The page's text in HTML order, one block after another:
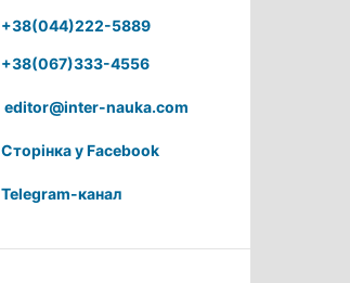
+38(044)222-5889
+38(067)333-4556
editor@inter-nauka.com
Сторінка у Facebook
Telegram-канал